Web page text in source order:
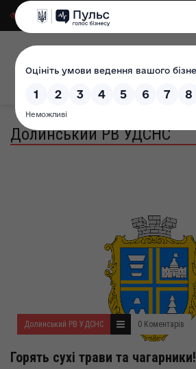
Для слабозорих|
Долинський РВ УДСНС
Долинський РВ УДСНС 0 Коментарів
Горять сухі трави та чагарники!